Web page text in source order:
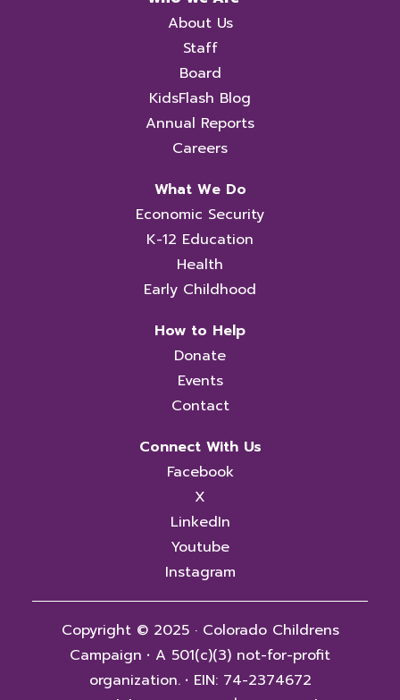
About Us
Staff
Board
KidsFlash Blog
Annual Reports
Careers
What We Do
Economic Security
K-12 Education
Health
Early Childhood
How to Help
Donate
Events
Contact
Connect With Us
Facebook
X
LinkedIn
Youtube
Instagram
Copyright © 2025 · Colorado Childrens
Campaign · A 501(c)(3) not-for-profit
organization.· EIN: 74-2374672